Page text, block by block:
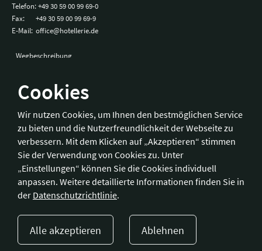
Cookies
Wir nutzen Cookies, um Ihnen den bestmöglichen Service
zu bieten und die Nutzerfreundlichkeit der Webseite zu
verbessern. Mit dem Klicken auf „Akzeptieren“ stimmen
Sie der Verwendung von Cookies zu. Unter
„Einstellungen“ können Sie die Cookies individuell
anpassen. Weitere detaillierte Informationen finden Sie in
der Datenschutzrichtlinie.
Alle akzeptieren Ablehnen
Telefon:+49 30 59 00 99 69-0
Fax:
+49 30 59 00 99 69-9
E-Mail: office@hotellerie.de
Wegbeschreibung
Hotelverband Deutschland (IHA) / IHA-Service GmbH
Kronprinzenstraße 37
53173 Bonn
Telefon:
Fax:
+49 228 92 39 29-9
E-Mail:bonn@hotellerie.de
Wegbeschreibung